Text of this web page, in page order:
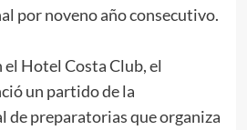
por noveno año consecutivo.
el Hotel Costa Club, el
un partido de la
de preparatorias que organiza